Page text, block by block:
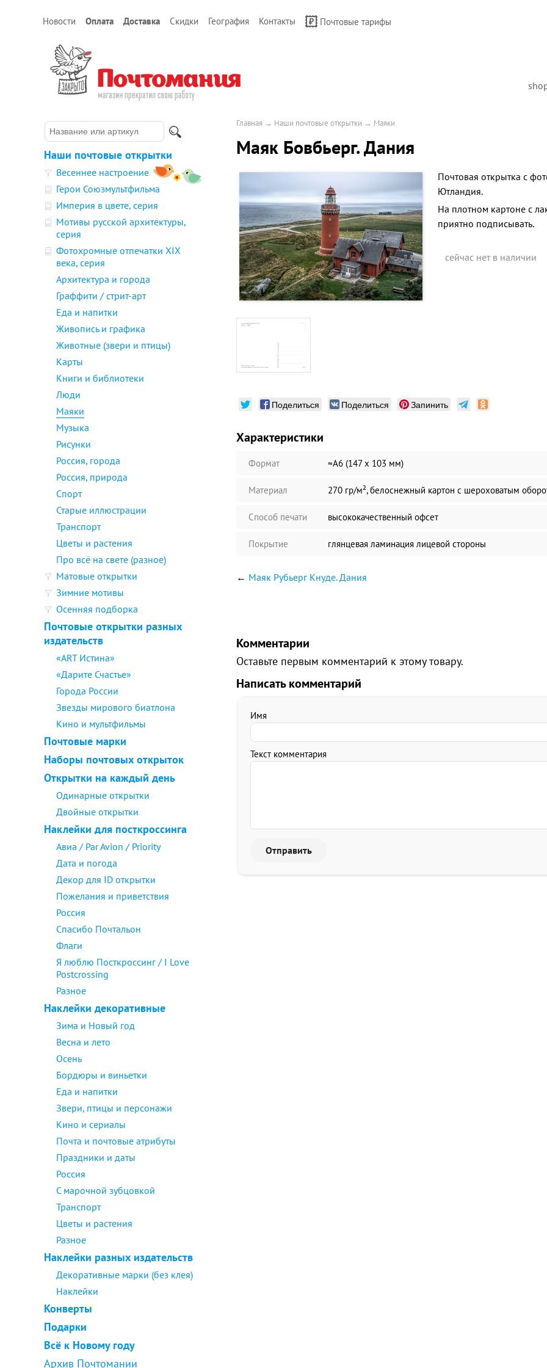
Новости Оплата Доставка Скидки География Контакты Почтовые тарифы
Наши почтовые открытки
Весеннее настроение
Герои Союзмультфильма
Империя в цвете, серия
Мотивы русской архитектуры,
серия
Фотохромные отпечатки XIX
века, серия
Архитектура и города
Граффити / стрит-арт
Еда и напитки
Живопись и графика
Животные (звери и птицы)
Карты
Книги и библиотеки
Люди
Маяки
Музыка
Рисунки
Россия, города
Россия, природа
Спорт
Старые иллюстрации
Транспорт
Цветы и растения
Про всё на свете (разное)
Матовые открытки
Зимние мотивы
Осенняя подборка
Почтовые открытки разных
издательств
«ART Истина»
«Дарите Счастье»
Города России
Звезды мирового биатлона
Кино и мультфильмы
Почтовые марки
Наборы почтовых открыток
Открытки на каждый день
Одинарные открытки
Двойные открытки
Наклейки для посткроссинга
Авиа / Par Avion / Priority
Дата и погода
Декор для ID открытки
Пожелания и приветствия
Россия
Спасибо Почтальон
Флаги
Я люблю Посткроссинг / I Love
Postcrossing
Разное
Наклейки декоративные
Зима и Новый год
Весна и лето
Осень
Бордюры и виньетки
Еда и напитки
Звери, птицы и персонажи
Кино и сериалы
Почта и почтовые атрибуты
Праздники и даты
Россия
С марочной зубцовкой
Транспорт
Цветы и растения
Разное
Наклейки разных издательств
Декоративные марки (без клея)
Наклейки
Конверты
Подарки
Всё к Новому году
Архив Почтомании
Главная → Наши почтовые открытки → Маяки
Маяк Бовбьерг. Дания
Почтовая открытка с
Ютландия.
На плотном картоне с
приятно подписывать.
сейчас нет в наличии
Поделиться Поделиться Запинить
Характеристики
Формат ≈А6 (147 х 103 мм)
Материал 270 гр/м², белоснежный картон с шероховатым
Способ печати высококачественный офсет
Покрытие глянцевая ламинация лицевой стороны
← Маяк Рубьерг Кнуде. Дания
Комментарии
Оставьте первым комментарий к этому товару.
Написать комментарий
Имя
Текст комментария